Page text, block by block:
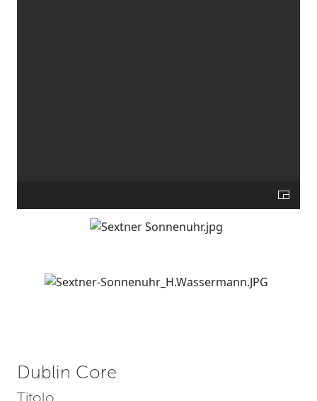
Dublin Core
Titolo